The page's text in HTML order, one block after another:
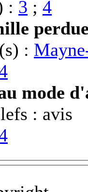
: 3 ; 4
:
mode
: avis